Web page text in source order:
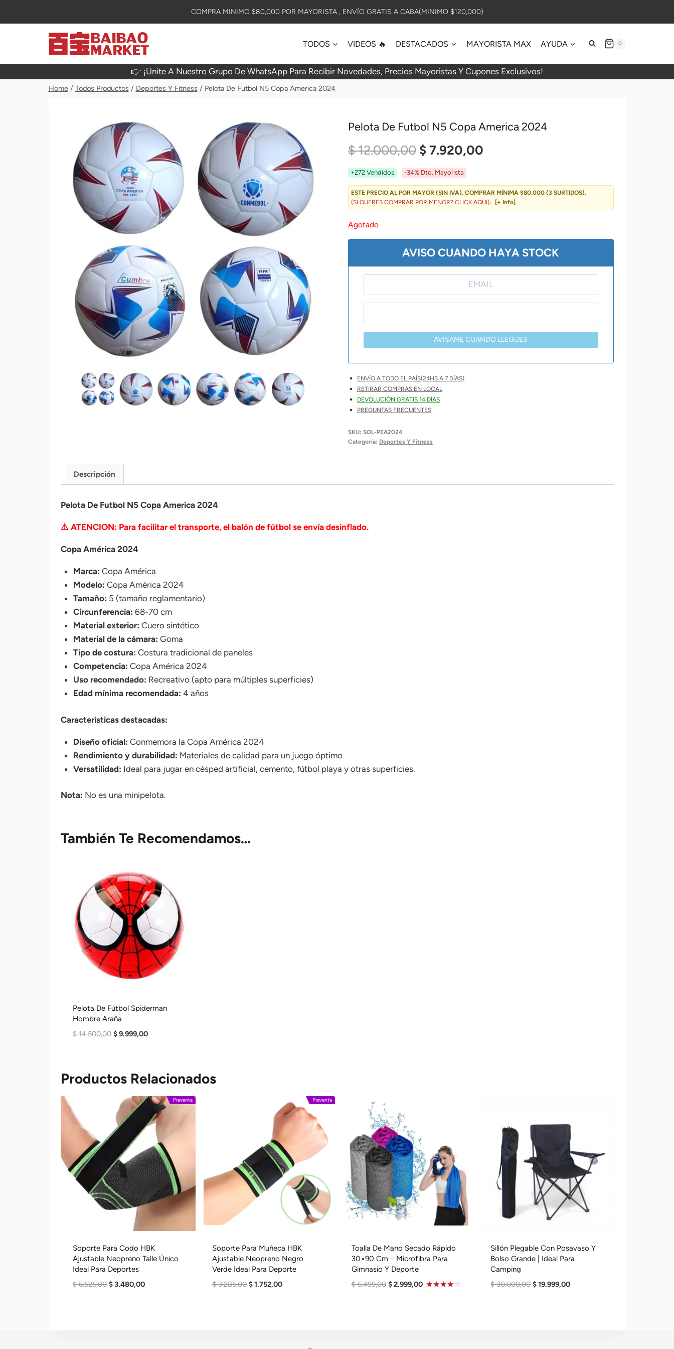
COMPRA MINIMO $80,000 POR MAYORISTA , ENVÍO GRATIS A CABA(MINIMO $120,000)
TODOS VIDEOS 🔥 DESTACADOS MAYORISTA MAX AYUDA 0
👉 ¡Unite A Nuestro Grupo De WhatsApp Para Recibir Novedades, Precios Mayoristas Y Cupones Exclusivos!
Home / Todos Productos / Deportes Y Fitness / Pelota De Futbol N5 Copa America 2024
Pelota De Futbol N5 Copa America 2024
$12.000,00 El
Precio
Original
Era:
$ 7.920,00
Actual
Es:
+272 Vendidos -34% Dto. Mayorista
ESTE PRECIO AL POR MAYOR (SIN IVA), COMPRAR MÍNIMA $80,000 (3 SURTIDOS).
(SI QUERES COMPRAR POR MENOR? CLICK AQUI). [+ Info]
Agotado
AVISO CUANDO HAYA STOCK
AVISAME CUANDO LLEGUES
ENVÍO A TODO EL PAÍS(24HS A 7 DÍAS)
RETIRAR COMPRAS EN LOCAL
DEVOLUCIÓN GRATIS 14 DÍAS
PREGUNTAS FRECUENTES
SKU:SOL-PEA2024
Categoría: Deportes Y Fitness
Descripción
Pelota De Futbol N5 Copa America 2024
⚠️ ATENCION: Para facilitar el transporte, el balón de fútbol se envía desinflado.
Copa América 2024
Marca: Copa América
Modelo: Copa América 2024
Tamaño: 5 (tamaño reglamentario)
Circunferencia: 68-70 cm
Material exterior: Cuero sintético
Material de la cámara: Goma
Tipo de costura: Costura tradicional de paneles
Competencia: Copa América 2024
Uso recomendado: Recreativo (apto para múltiples superficies)
Edad mínima recomendada: 4 años
Características destacadas:
Diseño oficial: Conmemora la Copa América 2024
Rendimiento y durabilidad: Materiales de calidad para un juego óptimo
Versatilidad: Ideal para jugar en césped artificial, cemento, fútbol playa y otras superficies.
Nota: No es una minipelota.
También Te Recomendamos…
Pelota De Fútbol Spiderman
Hombre Araña
$14.500,00 El
$ 14.500,00.
$9.999,00El
$ 9.999,00.
Productos Relacionados
Preventa
Soporte Para Codo HBK
Ajustable Neopreno Talle Único
Ideal Para Deportes
$6.525,00 El
$3.480,00El
Preventa
Soporte Para Muñeca HBK
Ajustable Neopreno Negro
Verde Ideal Para Deporte
$3.285,00 El
$1.752,00El
Toalla De Mano Secado Rápido
30×90 Cm – Microfibra Para
Gimnasio Y Deporte
$5.499,00 El
$2.999,00El
Sillón Plegable Con Posavaso Y
Bolso Grande | Ideal Para
Camping
$30.000,00 El
$19.999,00El